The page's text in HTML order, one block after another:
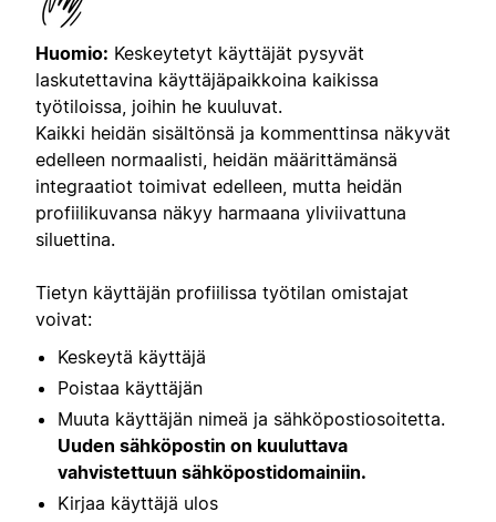
Huomio: Keskeytetyt käyttäjät pysyvät
laskutettavina käyttäjäpaikkoina kaikissa
työtiloissa, joihin he kuuluvat.
Kaikki heidän sisältönsä ja kommenttinsa näkyvät
edelleen normaalisti, heidän määrittämänsä
integraatiot toimivat edelleen, mutta heidän
profiilikuvansa näkyy harmaana yliviivattuna
siluettina.
Tietyn käyttäjän profiilissa työtilan omistajat
voivat:
Keskeytä käyttäjä
Poistaa käyttäjän
Muuta käyttäjän nimeä ja sähköpostiosoitetta.
Uuden sähköpostin on kuuluttava
vahvistettuun sähköpostidomainiin.
Kirjaa käyttäjä ulos